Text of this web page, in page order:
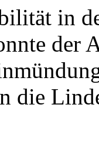
in
der
die